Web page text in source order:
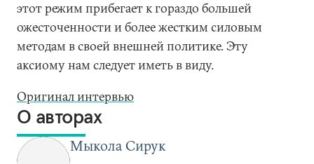
этот режим прибегает к гораздо большей
ожесточенности и более жестким силовым
методам в своей внешней политике. Эту
аксиому нам следует иметь в виду.
Оригинал интервью
О авторах
Мыкола Сирук